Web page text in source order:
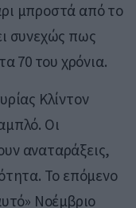
μπροστά από το
συνεχώς πως
70 του χρόνια.
Κλίντον
Οι
αναταράξεις,
Το επόμενο
Νοέμβριο